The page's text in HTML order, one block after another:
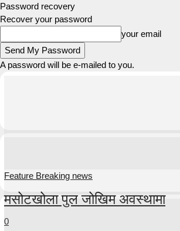
Password recovery
Recover your password
your email
A password will be e-mailed to you.
Feature Breaking news
मसोटखोला पुल जोखिम अवस्थामा
0